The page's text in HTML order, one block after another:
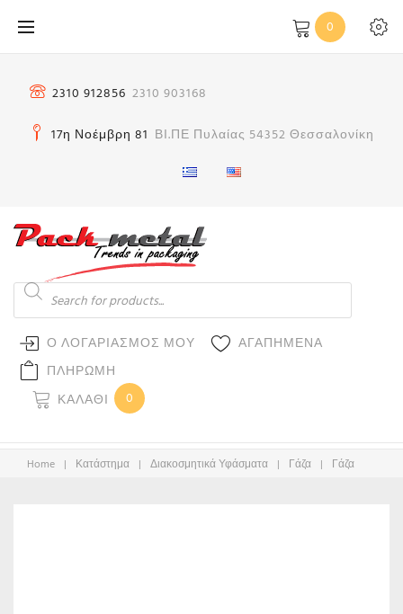
στο
0
2310 912856 2310 903168
17η Νοέμβρη 81 ΒΙ.ΠΕ Πυλαίας 54352 Θεσσαλονίκη
Products
search
Ο ΛΟΓΑΡΙΑΣΜΟΣ ΜΟΥ
ΑΓΑΠΗΜΕΝΑ
ΠΛΗΡΩΜΗ
ΚΑΛΆΘΙ
0
Home | Κατάστημα | Διακοσμητικά Υφάσματα | Γάζα | Γάζα